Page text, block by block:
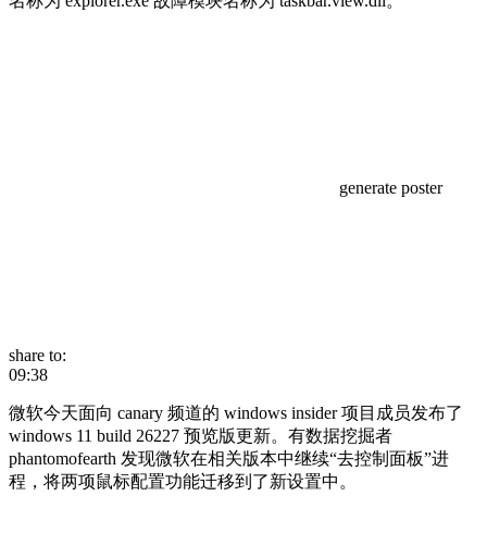
generate poster
share to:
09:38
微软今天面向 canary 频道的 windows insider 项目成员发布了
windows 11 build 26227 预览版更新。有数据挖掘者
phantomofearth 发现微软在相关版本中继续“去控制面板”进
程，将两项鼠标配置功能迁移到了新设置中。